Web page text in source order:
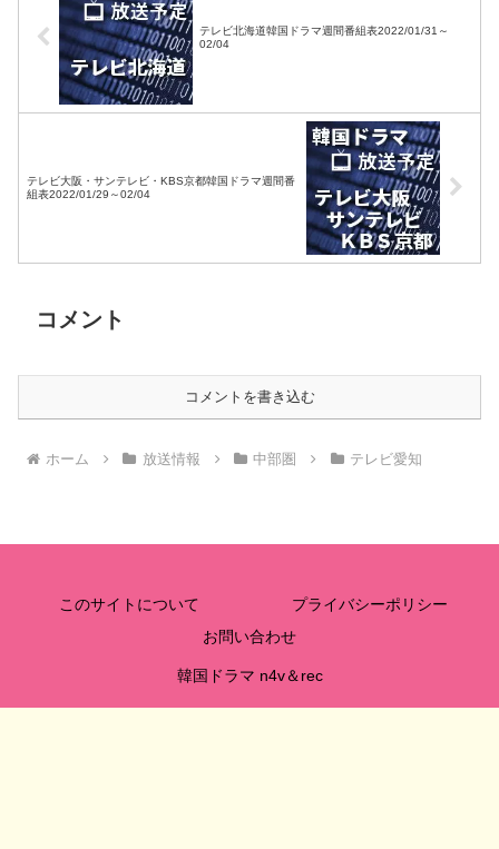
テレビ北海道韓国ドラマ週間番組表2022/01/31～
02/04
テレビ大阪・サンテレビ・KBS京都韓国ドラマ週間番
組表2022/01/29～02/04
コメント
コメントを書き込む
ホーム 放送情報 中部圏 テレビ愛知
このサイトについて
プライバシーポリシー
お問い合わせ
韓国ドラマ n4v＆rec